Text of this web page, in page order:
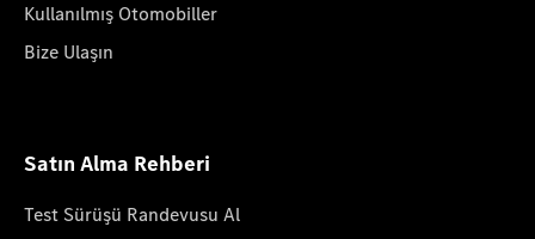
Kullanılmış Otomobiller
Bize Ulaşın
Satın Alma Rehberi
Test Sürüşü Randevusu Al